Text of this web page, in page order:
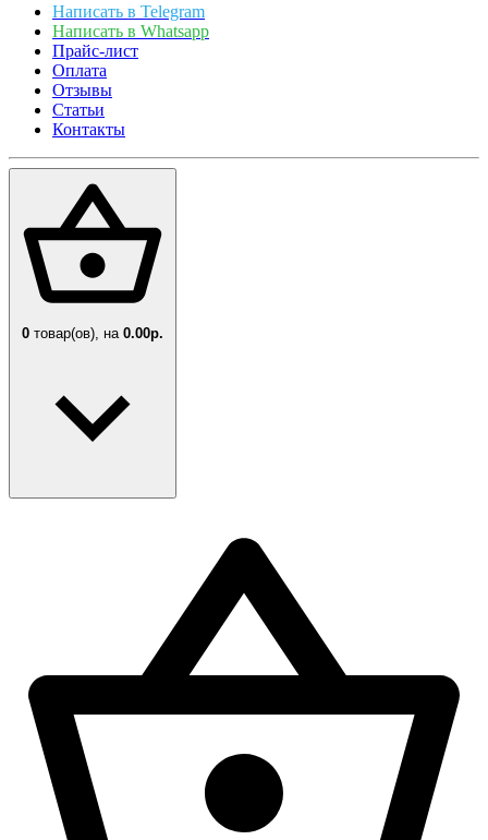
Написать в Telegram
Написать в Whatsapp
Прайс-лист
Оплата
Отзывы
Статьи
Контакты
0 товар(ов), на 0.00р.